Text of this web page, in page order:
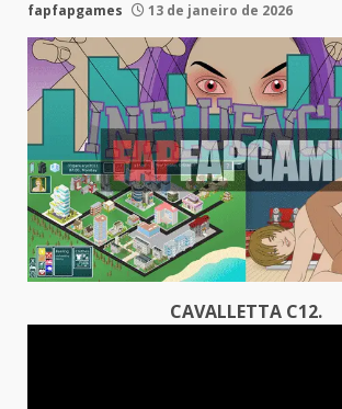
fapfapgames 13 de janeiro de 2026
CAVALLETTA C12.